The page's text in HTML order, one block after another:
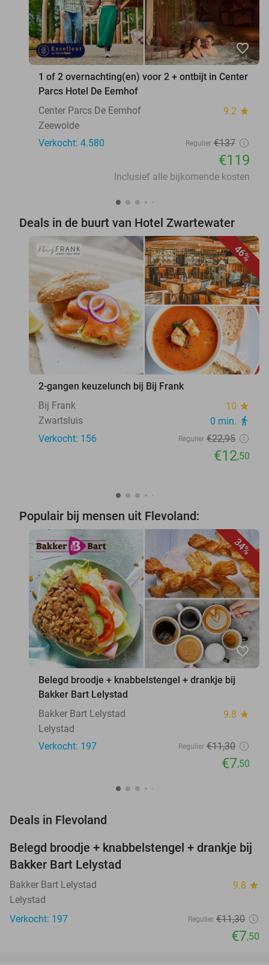
favorite_border
1 of 2 overnachting(en) voor 2 + ontbijt in Center
Parcs Hotel De Eemhof
Center Parcs De Eemhof
9.2 star
Zeewolde
Verkocht: 4.580
Regulier €137
€119
Inclusief alle bijkomende kosten
Deals in de buurt van Hotel Zwartewater
46%
favorite_border
2-gangen keuzelunch bij Bij Frank
Bij Frank
10 star
Zwartsluis 0 min. directions_walk
Verkocht: 156 Regulier €22,95
€12,50
Populair bij mensen uit Flevoland:
34%
favorite_border
Belegd broodje + knabbelstengel + drankje bij
Bakker Bart Lelystad
Bakker Bart Lelystad
9.8 star
Lelystad
Verkocht: 197
Regulier €11,30
€7,50
Deals in Flevoland
34%
Belegd broodje + knabbelstengel + drankje bij
Bakker Bart Lelystad
Bakker Bart Lelystad 9.8 star
Lelystad
Verkocht: 197
Regulier €11,30
€7,50